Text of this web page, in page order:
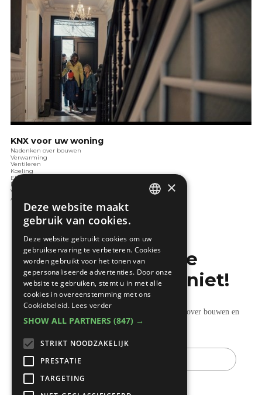
KNX voor uw woning
Nadenken over bouwen
Verwarming
Ventileren
Koeling
Elektrotechnieken
Renoveren
Verlichting
Audio en video
Mis de laatste
bouwnieuwtjes niet!
Ontvang onze wekelijkse updates vol nuttige tips over bouwen en
verbouwen.
E-
mail
×
Deze website maakt
gebruik van cookies.
Deze website gebruikt cookies om uw
gebruikservaring te verbeteren. Cookies
worden gebruikt voor het tonen van
gepersonaliseerde advertenties. Door onze
website te gebruiken, stemt u in met alle
cookies in overeenstemming met ons
Cookiebeleid. Lees verder
SHOW ALL PARTNERS (847) →
STRIKT NOODZAKELIJK
PRESTATIE
TARGETING